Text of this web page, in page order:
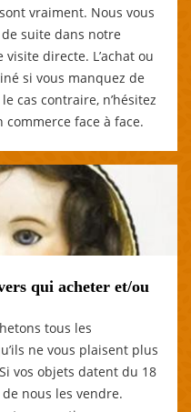
vraiment. Nous vous
suite dans notre
directe. L’achat ou
si vous manquez de
cas contraire, n’hésitez
face à face.
qui acheter et/ou
tous les
ne vous plaisent plus
vos objets datent du 18
de nous les vendre.